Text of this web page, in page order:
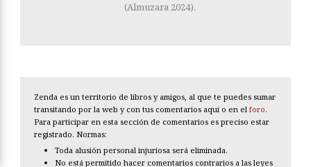
(Almuzara 2024).
Zenda es un territorio de libros y amigos, al que te puedes sumar
transitando por la web y con tus comentarios aquí o en el foro.
Para participar en esta sección de comentarios es preciso estar
registrado. Normas:
Toda alusión personal injuriosa será eliminada.
No está permitido hacer comentarios contrarios a las leyes